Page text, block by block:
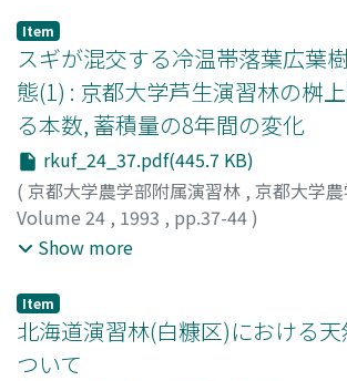
Michiyuki
Item
スギが混交する冷温帯落葉広葉
態(1) : 京都大学芦生演習林の桝
る本数, 蓄積量の8年間の変化
rkuf_24_37.pdf(445.7 KB)
( 京都大学農学部附属演習林 , 京都大学
Volume 24 , 1993 , pp.37-44)
安藤, 信; 酒井, 徹朗
ロウ;
Show more
Item
北海道演習林(白糠区)における
ついて